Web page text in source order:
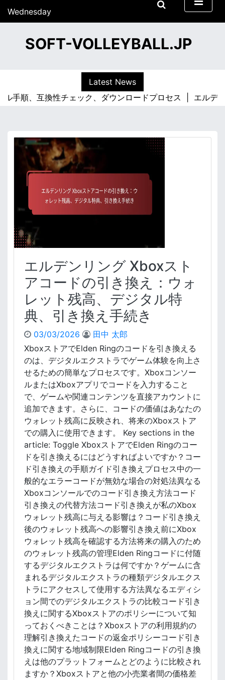
Wednesday
15/07/2026
Wednesday
SOFT-VOLLEYBALL.JP
Latest News
互換性チェック、ダウンロードプロセス |エルデンリング
エルデンリング Xboxスト
アコードの引き換え：ウォ
レット残高、デジタル特
典、引き換え手続き
03/03/2026
田中 太郎
XboxストアでElden Ringのコードを引き換える
のは、デジタルエクストラでゲーム体験を向上さ
せるための簡単なプロセスです。Xboxコンソー
ルまたはXboxアプリでコードを入力すること
で、ゲームや関連コンテンツを直接アカウントに
追加できます。さらに、コードの価値はあなたの
ウォレット残高に反映され、将来のXboxストア
での購入に使用できます。 Key sections in the
article: Toggle XboxストアでElden Ringのコー
ドを引き換えるにはどうすればよいですか？コー
ド引き換えの手順ガイド引き換えプロセス中の一
般的なエラーコードが無効な場合の対処法異なる
Xboxコンソールでのコード引き換え方法コード
引き換えの代替方法コード引き換えが私のXbox
ウォレット残高に与える影響は？コード引き換え
後のウォレット残高への影響引き換え前にXbox
ウォレット残高を確認する方法将来の購入のため
のウォレット残高の管理Elden Ringコードに付随
するデジタルエクストラは何ですか？ゲームに含
まれるデジタルエクストラの種類デジタルエクス
トラにアクセスして使用する方法異なるエディシ
ョン間でのデジタルエクストラの比較コード引き
換えに関するXboxストアのポリシーについて知
っておくべきことは？Xboxストアの利用規約の
理解引き換えたコードの返金ポリシーコード引き
換えに関する地域制限Elden Ringコードの引き換
えは他のプラットフォームとどのように比較され
ますか？Xboxストアと他の小売業者間の価格差